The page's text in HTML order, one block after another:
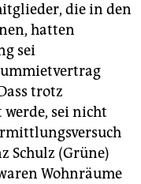
die in den
hatten
sei
trotz
sei nicht
Schulz (Grüne)
Wohnräume